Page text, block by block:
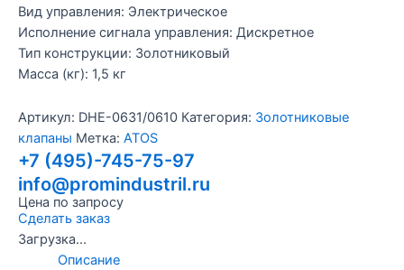
Вид управления: Электрическое
Исполнение сигнала управления: Дискретное
Тип конструкции: Золотниковый
Масса (кг): 1,5 кг
Артикул: DHE-0631/0610 Категория: Золотниковые
клапаны Метка: ATOS
+7 (495)-745-75-97
info@promindustril.ru
Цена по запросу
Сделать заказ
Загрузка...
Описание